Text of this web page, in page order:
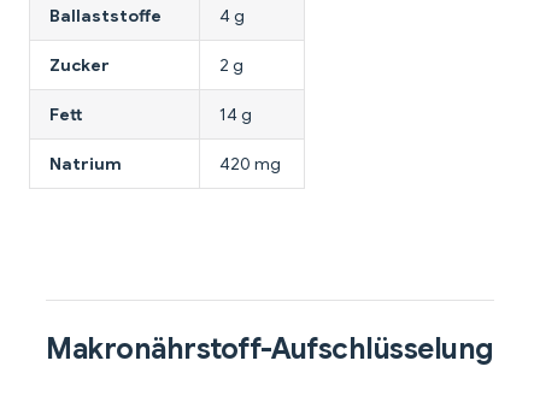
Ballaststoffe 4 g
Zucker 2 g
Fett 14 g
Natrium 420 mg
Makronährstoff-Aufschlüsselung